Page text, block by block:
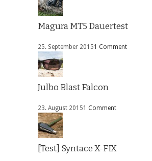
Magura MT5 Dauertest
25. September 20151 Comment
Julbo Blast Falcon
23. August 20151 Comment
[Test] Syntace X-FIX